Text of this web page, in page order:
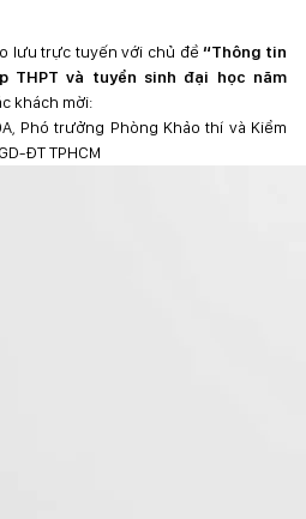
lưu trực tuyến với chủ đề“Thông tin
THPT và tuyển sinh đại học năm
khách mời:
Phó trưởng Phòng Khảo thí và Kiểm
ĐT TPHCM